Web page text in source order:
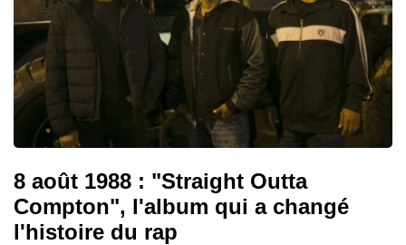
8 août 1988 : "Straight Outta
Compton", l'album qui a changé
l'histoire du rap